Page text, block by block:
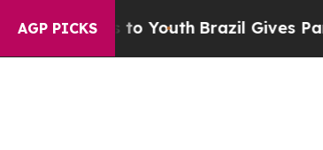
AGP PICKS
to Youth Brazil Gives Parents